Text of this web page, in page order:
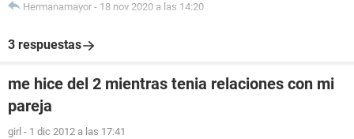
Hermanamayor - 18 nov 2020 a las 14:20
3 respuestas
me hice del 2 mientras tenia relaciones con mi
pareja
girl - 1 dic 2012 a las 17:41